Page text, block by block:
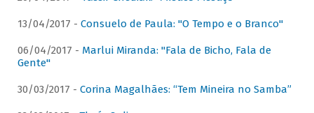
13/04/2017 - Consuelo de Paula: "O Tempo e o Branco"
06/04/2017 - Marlui Miranda: "Fala de Bicho, Fala de
Gente"
30/03/2017 - Corina Magalhães: “Tem Mineira no Samba”